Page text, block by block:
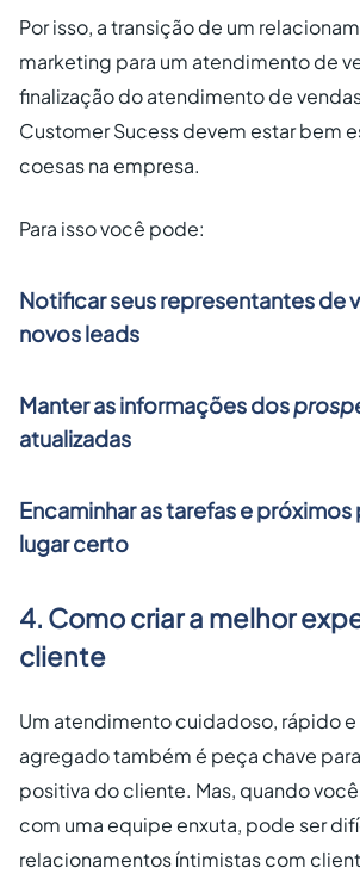
Por isso, a transição de um
marketing para um atendimento de
finalização do atendimento de
Customer Sucess devem estar bem
coesas na empresa.
Para isso você pode:
Notificar seus representantes de
novos leads
Manter as informações dos
atualizadas
Encaminhar as tarefas e próximos
lugar certo
4. Como criar a melhor
cliente
Um atendimento cuidadoso, rápido
agregado também é peça chave
positiva do cliente. Mas, quando
com uma equipe enxuta, pode ser
relacionamentos íntimistas com